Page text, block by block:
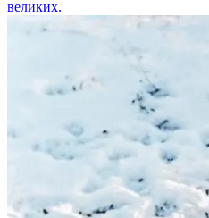
великих.